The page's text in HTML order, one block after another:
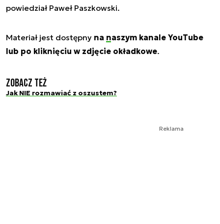
powiedział Paweł Paszkowski.
Materiał jest dostępny na naszym kanale YouTube
lub po kliknięciu w zdjęcie okładkowe.
Zobacz też
Jak NIE rozmawiać z oszustem?
Reklama